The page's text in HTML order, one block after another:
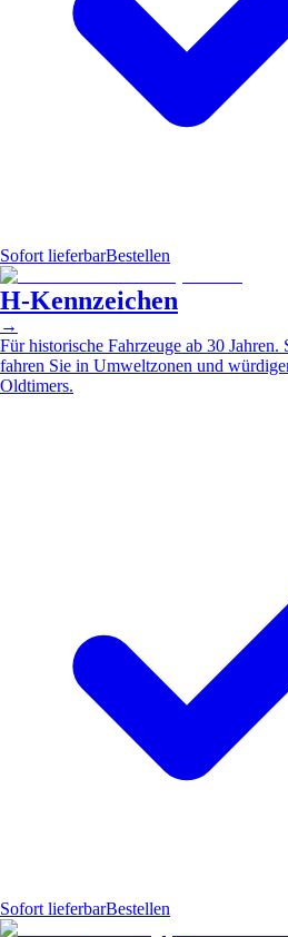
Sofort lieferbarBestellen
H-Kennzeichen
→
Für historische Fahrzeuge ab 30 Jahren.
fahren Sie in Umweltzonen und
Oldtimers.
Sofort lieferbarBestellen